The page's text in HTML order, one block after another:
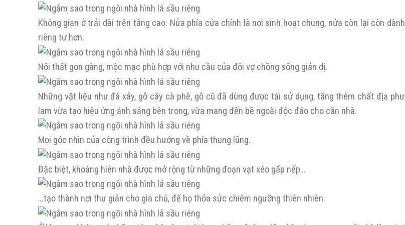
Không gian ở trải dài trên tầng cao. Nửa phía cửa chính là nơi sinh hoạt chung, nửa còn lại còn
riêng tư hơn.
Nội thất gọn gàng, mộc mạc phù hợp với nhu cầu của đôi vợ chồng sống giản dị.
Những vật liệu như đá xây, gỗ cây cà phê, gỗ cũ đã dùng được tái sử dụng, tăng thêm chất địa
lam vừa tạo hiệu ứng ánh sáng bên trong, vừa mang đến bề ngoài độc đáo cho căn nhà.
Mọi góc nhìn của công trình đều hướng về phía thung lũng.
Đặc biệt, khoảng hiên nhà được mở rộng từ những đoạn vạt xéo gấp nếp…
…tạo thành nơi thư giãn cho gia chủ, để họ thỏa sức chiêm ngưỡng thiên nhiên.